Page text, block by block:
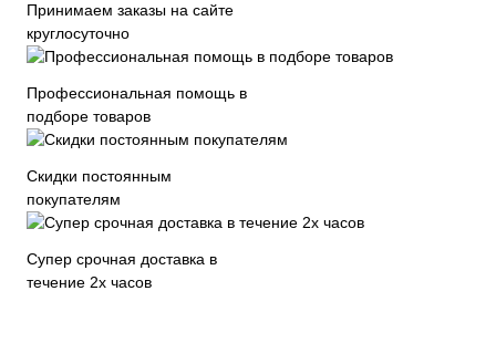
Принимаем заказы на сайте
круглосуточно
Профессиональная помощь в
подборе товаров
Скидки постоянным
покупателям
Супер срочная доставка в
течение 2х часов